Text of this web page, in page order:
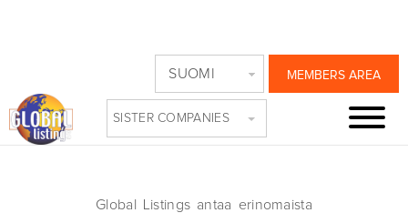
MEMBERS AREA
SUOMI
SISTER COMPANIES
COMSTAR DIRECT,
VENÄJÄ
Global Listings antaa erinomaista